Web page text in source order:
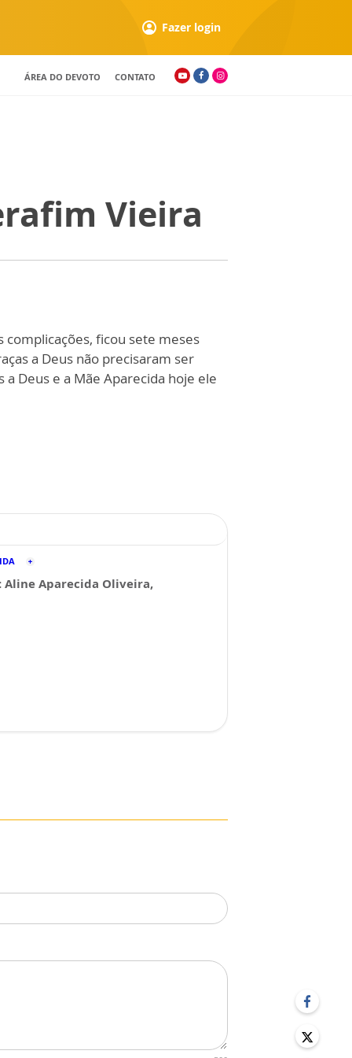
Fazer login
ÁREA DO DEVOTO CONTATO
Vieira
complicações, ficou sete meses
a Deus não precisaram ser
Deus e a Mãe Aparecida hoje ele
Aline Aparecida Oliveira,